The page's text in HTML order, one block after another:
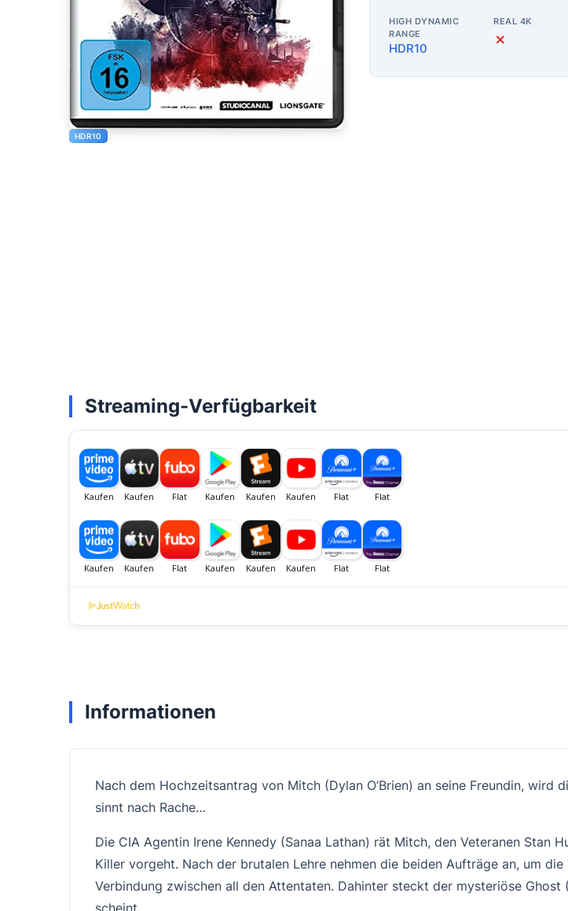
HDR10
HIGH DYNAMIC
RANGE
HDR10
REAL 4K
✗
Streaming-Verfügbarkeit
Informationen
Nach dem Hochzeitsantrag von Mitch (Dylan O’Brien) an seine Freundin,
sinnt nach Rache…
Die CIA Agentin Irene Kennedy (Sanaa Lathan) rät Mitch, den Veteranen Stan
Killer vorgeht. Nach der brutalen Lehre nehmen die beiden Aufträge an, um
Verbindung zwischen all den Attentaten. Dahinter steckt der mysteriöse